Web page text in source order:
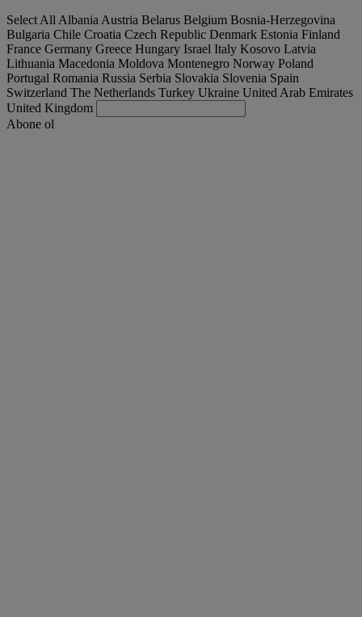
Select All Albania Austria Belarus Belgium Bosnia-Herzegovina
Bulgaria Chile Croatia Czech Republic Denmark Estonia Finland
France Germany Greece Hungary Israel Italy Kosovo Latvia
Lithuania Macedonia Moldova Montenegro Norway Poland
Portugal Romania Russia Serbia Slovakia Slovenia Spain
Switzerland The Netherlands Turkey Ukraine United Arab Emirates
United Kingdom
Abone ol